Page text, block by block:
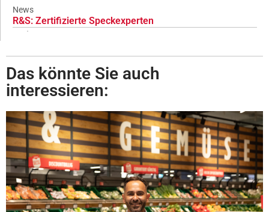
News
R&S: Zertifizierte Speckexperten
Das könnte Sie auch
interessieren: